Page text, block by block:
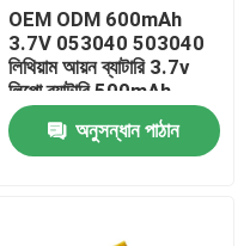
OEM ODM 600mAh
3.7V 053040 503040
লিথিয়াম আয়ন ব্যাটারি 3.7v
লিপো ব্যাটারি 500mAh
অনুসন্ধান পাঠান